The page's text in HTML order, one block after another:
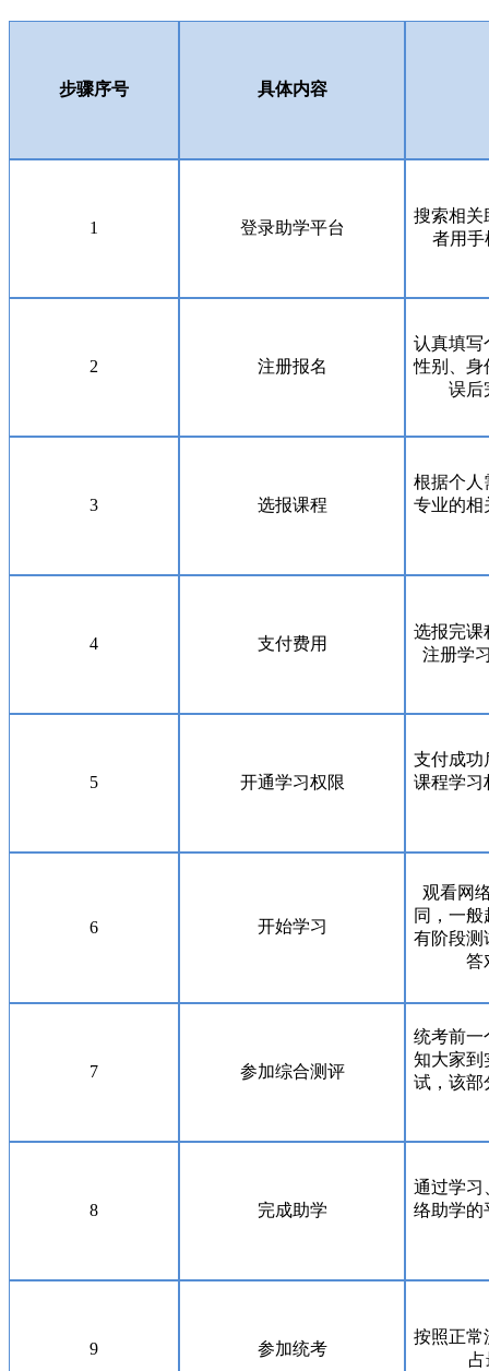
步骤序号 具体内容
1 登录助学平台
搜索相关
者用手
2 注册报名
认真填写
性别、身
误后
3 选报课程
根据个人
专业的相
4 支付费用
选报完课
注册学
5 开通学习权限
支付成功
课程学习
6 开始学习
观看网
同，一般
有阶段测
答
7 参加综合测评
统考前一
知大家到
试，该部
8 完成助学
通过学习
络助学的
9 参加统考
按照正常